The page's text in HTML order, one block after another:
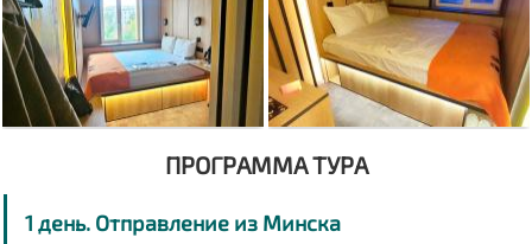
ПРОГРАММА ТУРА
1 день. Отправление из Минска